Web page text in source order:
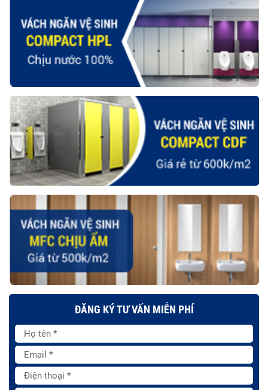
ĐĂNG KÝ TƯ VẤN MIỄN PHÍ